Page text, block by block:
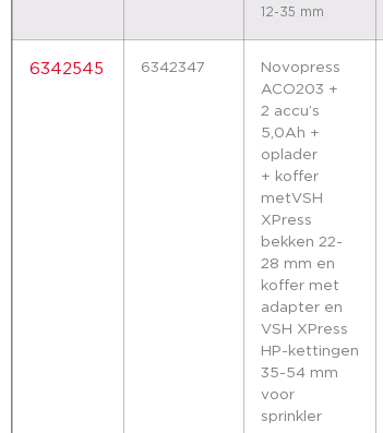
12-35 mm
6342545 6342347
Novopress
ACO203 +
2 accu’s
5,0Ah +
oplader
+ koffer
metVSH
XPress
bekken 22-
28 mm en
koffer met
adapter en
VSH XPress
HP-kettingen
35-54 mm
voor
sprinkler